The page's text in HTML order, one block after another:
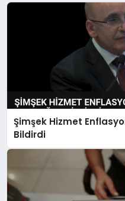
Şimşek Hizmet
Bildirdi